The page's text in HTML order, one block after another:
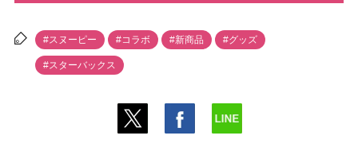
#スヌーピー #コラボ #新商品 #グッズ
#スターバックス